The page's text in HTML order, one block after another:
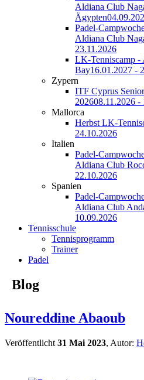
Aldiana Club
Ägypten
Padel-
Aldiana Club
23.11.2026
LK-Tenniscamp -
Bay16.01.2027 -
Zypern
ITF Cyprus
202608.11.2026 -
Mallorca
Herbst LK-
24.10.2026
Italien
Padel-
Aldiana Club
22.10.2026
Spanien
Padel-
Aldiana Club
10.09.2026
Tennisschule
Tennisprogramm
Trainer
Padel
Blog
Noureddine Abaoub
Veröffentlicht 31 Mai 2023, Autor: